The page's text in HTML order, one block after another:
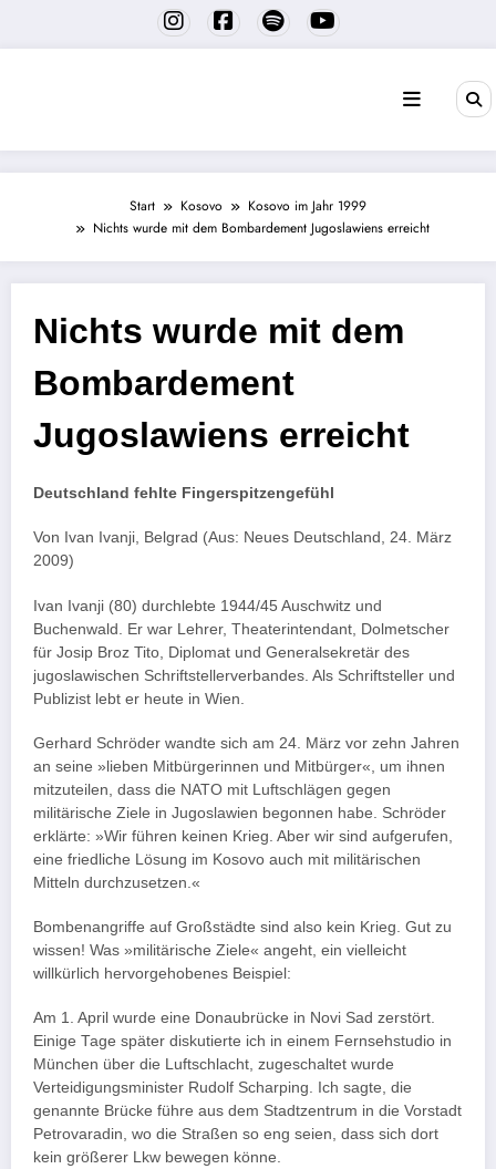
springen
Start Kosovo
Kosovo im Jahr 1999
Nichts wurde mit dem Bombardement Jugoslawiens erreicht
Nichts wurde mit dem
Bombardement
Jugoslawiens erreicht
Deutschland fehlte Fingerspitzengefühl
Von Ivan Ivanji, Belgrad (Aus: Neues Deutschland, 24. März
2009)
Ivan Ivanji (80) durchlebte 1944/45 Auschwitz und
Buchenwald. Er war Lehrer, Theaterintendant, Dolmetscher
für Josip Broz Tito, Diplomat und Generalsekretär des
jugoslawischen Schriftstellerverbandes. Als Schriftsteller und
Publizist lebt er heute in Wien.
Gerhard Schröder wandte sich am 24. März vor zehn Jahren
an seine »lieben Mitbürgerinnen und Mitbürger«, um ihnen
mitzuteilen, dass die NATO mit Luftschlägen gegen
militärische Ziele in Jugoslawien begonnen habe. Schröder
erklärte: »Wir führen keinen Krieg. Aber wir sind aufgerufen,
eine friedliche Lösung im Kosovo auch mit militärischen
Mitteln durchzusetzen.«
Bombenangriffe auf Großstädte sind also kein Krieg. Gut zu
wissen! Was »militärische Ziele« angeht, ein vielleicht
willkürlich hervorgehobenes Beispiel:
Am 1. April wurde eine Donaubrücke in Novi Sad zerstört.
Einige Tage später diskutierte ich in einem Fernsehstudio in
München über die Luftschlacht, zugeschaltet wurde
Verteidigungsminister Rudolf Scharping. Ich sagte, die
genannte Brücke führe aus dem Stadtzentrum in die Vorstadt
Petrovaradin, wo die Straßen so eng seien, dass sich dort
kein größerer Lkw bewegen könne.